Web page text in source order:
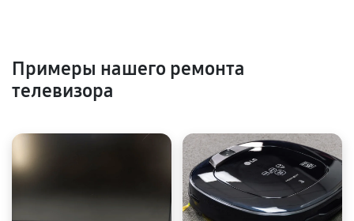
Примеры нашего ремонта
телевизора